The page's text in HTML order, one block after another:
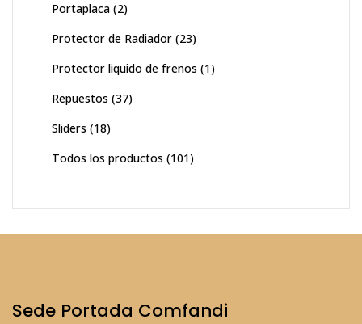
Portaplaca (2)
Protector de Radiador (23)
Protector liquido de frenos (1)
Repuestos (37)
Sliders (18)
Todos los productos (101)
Sede Portada Comfandi